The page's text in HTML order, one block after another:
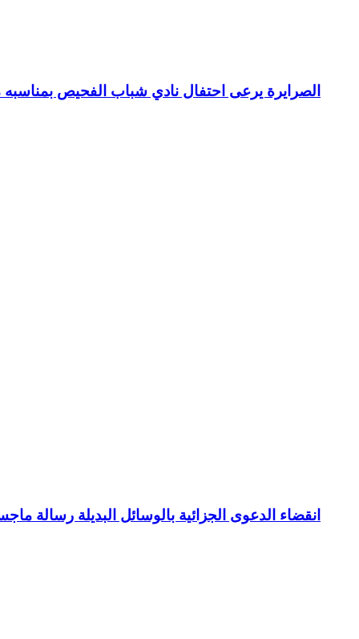
الصرايرة يرعى احتفال نادي شباب الفحيص
انقضاء الدعوى الجزائية بالوسائل البديلة رسالة